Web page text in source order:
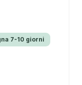
7-10 giorni